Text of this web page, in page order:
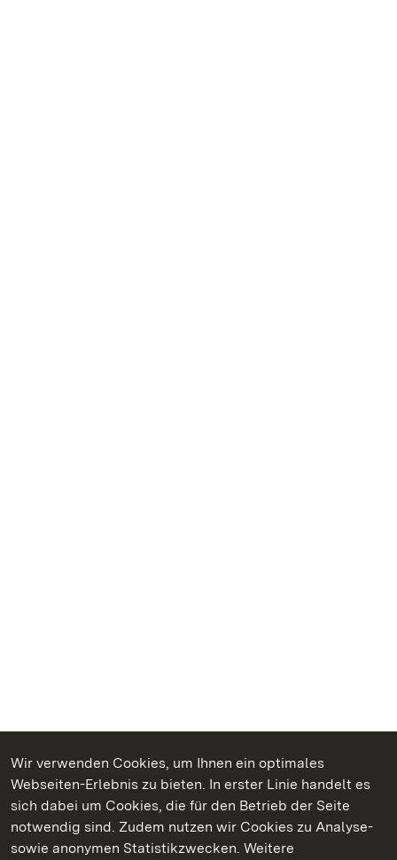
Wir verwenden Cookies, um Ihnen ein optimales
Webseiten-Erlebnis zu bieten. In erster Linie handelt es
sich dabei um Cookies, die für den Betrieb der Seite
notwendig sind. Zudem nutzen wir Cookies zu Analyse-
sowie anonymen Statistikzwecken. Weitere
Kommen. Staunen. Genießen.